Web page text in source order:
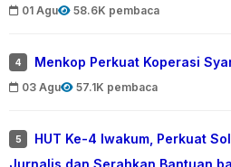
01 Agu 58.6K pembaca
4 Menkop Perkuat Koperasi
03 Agu 57.1K pembaca
5
HUT Ke-4 Iwakum, Perkuat